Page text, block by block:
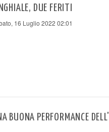
DUE FERITI
16 Luglio 2022 02:01
BUONA PERFORMANCE